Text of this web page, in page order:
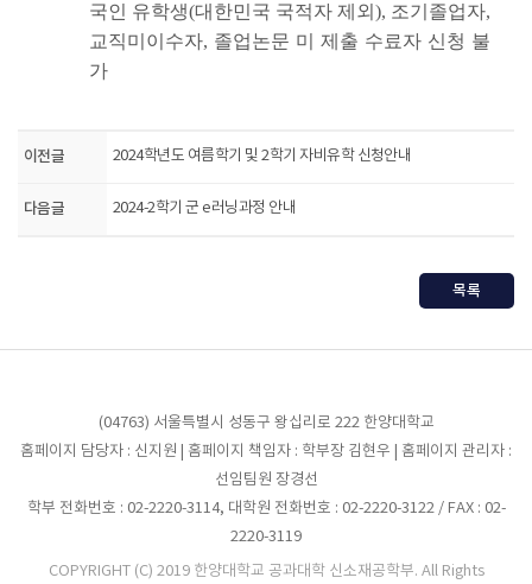
국인 유학생(대한민국 국적자 제외), 조기졸업자,
교직미이수자, 졸업논문 미 제출 수료자 신청 불
가
이전글 2024학년도 여름학기 및 2학기 자비유학 신청안내
다음글 2024-2학기 군 e러닝과정 안내
목록
(04763) 서울특별시 성동구 왕십리로 222 한양대학교
홈페이지 담당자 : 신지원 | 홈페이지 책임자 : 학부장 김현우 | 홈페이지 관리자 :
선임팀원 장경선
학부 전화번호 : 02-2220-3114, 대학원 전화번호 : 02-2220-3122 / FAX : 02-
2220-3119
COPYRIGHT (C) 2019 한양대학교 공과대학 신소재공학부. All Rights